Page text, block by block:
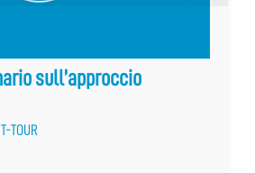
sull’approccio
TOUR